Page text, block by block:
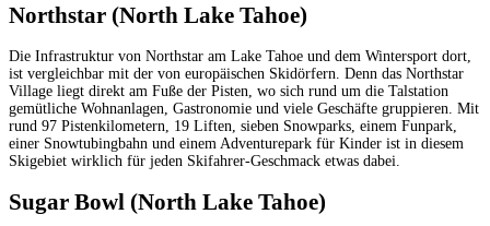
Northstar (North Lake Tahoe)
Die Infrastruktur von Northstar am Lake Tahoe und dem Wintersport dort,
ist vergleichbar mit der von europäischen Skidörfern. Denn das Northstar
Village liegt direkt am Fuße der Pisten, wo sich rund um die Talstation
gemütliche Wohnanlagen, Gastronomie und viele Geschäfte gruppieren. Mit
rund 97 Pistenkilometern, 19 Liften, sieben Snowparks, einem Funpark,
einer Snowtubingbahn und einem Adventurepark für Kinder ist in diesem
Skigebiet wirklich für jeden Skifahrer-Geschmack etwas dabei.
Sugar Bowl (North Lake Tahoe)